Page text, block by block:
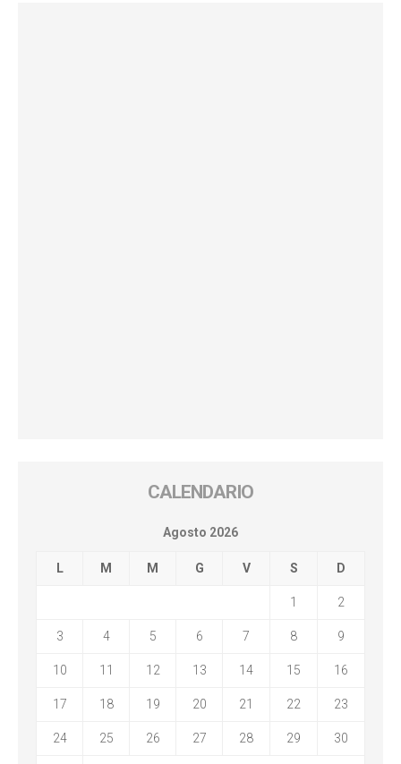
CALENDARIO
Agosto 2026
L M M G V S D
1 2
3 4 5 6 7 8 9
10 11 12 13 14 15 16
17 18 19 20 21 22 23
24 25 26 27 28 29 30